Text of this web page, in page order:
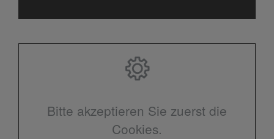
Bitte akzeptieren Sie zuerst die
Cookies.